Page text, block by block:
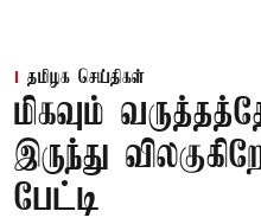
தமிழக செய்திகள்
மிகவும்
இருந்து
பேட்டி